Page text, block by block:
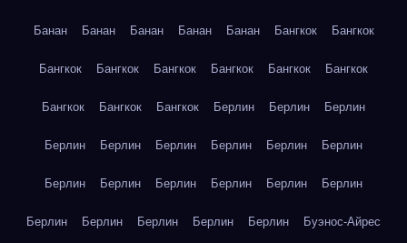
Банан Банан Банан Банан Банан Бангкок Бангкок
Бангкок Бангкок Бангкок Бангкок Бангкок Бангкок
Бангкок Бангкок Бангкок Берлин Берлин Берлин
Берлин Берлин Берлин Берлин Берлин Берлин
Берлин Берлин Берлин Берлин Берлин Берлин
Берлин Берлин Берлин Берлин Берлин Буэнос-Айрес